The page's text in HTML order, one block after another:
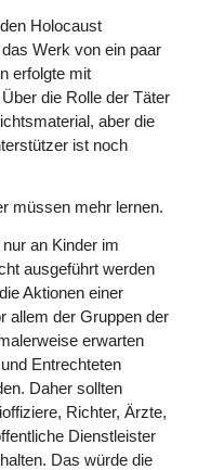
Holocaust
Werk von ein paar
erfolgte mit
die Rolle der Täter
aber die
ist noch
müssen mehr lernen.
an Kinder im
ausgeführt werden
Aktionen einer
allem der Gruppen der
erwarten
Entrechteten
Daher sollten
Richter, Ärzte,
Dienstleister
Das würde die